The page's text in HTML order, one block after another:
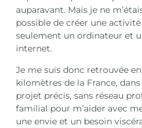
auparavant. Mais je ne
possible de créer une
seulement un ordinateur et
internet.
Je me suis donc retrouvée
kilomètres de la France,
projet précis, sans réseau
familial pour m’aider avec
une envie et un besoin